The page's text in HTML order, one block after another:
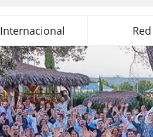
Internacional Red